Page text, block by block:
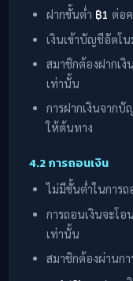
ฝากขั้นต่ำ ฿1 ต่อ
เงินเข้าบัญชีอัตโน
สมาชิกต้องฝากเ
เท่านั้น
การฝากเงินจาก
ให้ต้นทาง
4.2 การถอนเงิน
ไม่มีขั้นต่ำในการ
การถอนเงินจะโ
เท่านั้น
สมาชิกต้องผ่านก